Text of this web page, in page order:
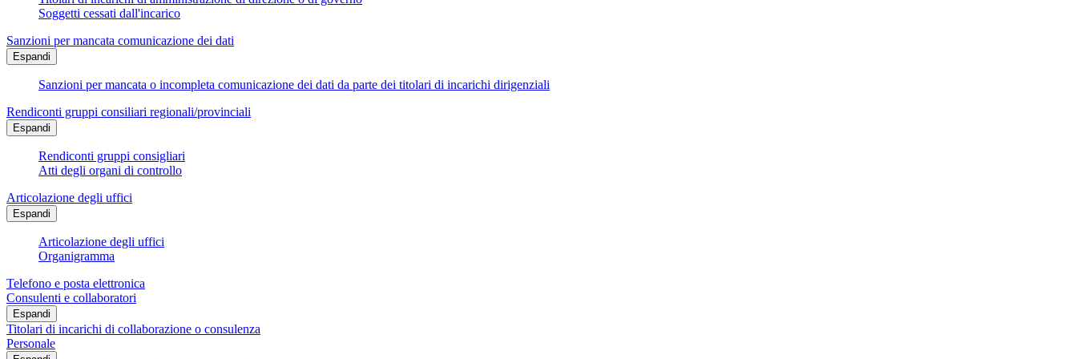
Soggetti cessati dall'incarico
Sanzioni per mancata comunicazione dei dati
Espandi
Sanzioni per mancata o incompleta comunicazione dei dati da parte dei titolari di incarichi dirigenziali
Rendiconti gruppi consiliari regionali/provinciali
Espandi
Rendiconti gruppi consigliari
Atti degli organi di controllo
Articolazione degli uffici
Espandi
Articolazione degli uffici
Organigramma
Telefono e posta elettronica
Consulenti e collaboratori
Espandi
Titolari di incarichi di collaborazione o consulenza
Personale